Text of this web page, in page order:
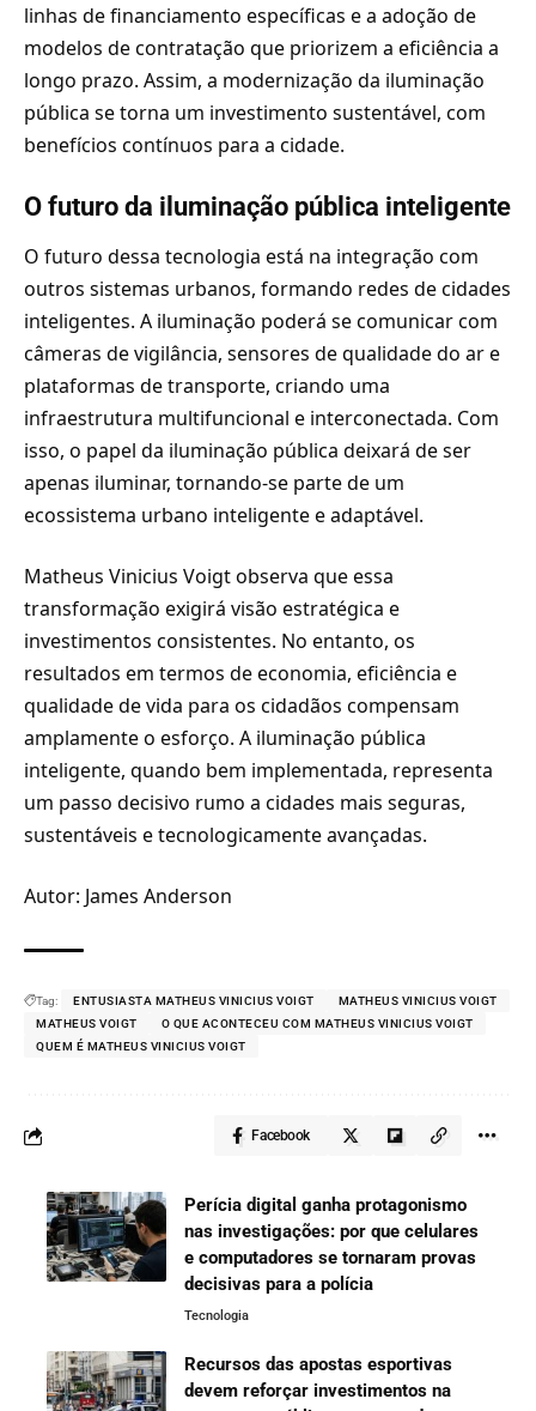
linhas de financiamento específicas e a adoção de
modelos de contratação que priorizem a eficiência a
longo prazo. Assim, a modernização da iluminação
pública se torna um investimento sustentável, com
benefícios contínuos para a cidade.
O futuro da iluminação pública inteligente
O futuro dessa tecnologia está na integração com
outros sistemas urbanos, formando redes de cidades
inteligentes. A iluminação poderá se comunicar com
câmeras de vigilância, sensores de qualidade do ar e
plataformas de transporte, criando uma
infraestrutura multifuncional e interconectada. Com
isso, o papel da iluminação pública deixará de ser
apenas iluminar, tornando-se parte de um
ecossistema urbano inteligente e adaptável.
Matheus Vinicius Voigt observa que essa
transformação exigirá visão estratégica e
investimentos consistentes. No entanto, os
resultados em termos de economia, eficiência e
qualidade de vida para os cidadãos compensam
amplamente o esforço. A iluminação pública
inteligente, quando bem implementada, representa
um passo decisivo rumo a cidades mais seguras,
sustentáveis e tecnologicamente avançadas.
Autor: James Anderson
Tag: ENTUSIASTA MATHEUS VINICIUS VOIGT
MATHEUS VINICIUS VOIGT
MATHEUS VOIGT
O QUE ACONTECEU COM MATHEUS VINICIUS VOIGT
QUEM É MATHEUS VINICIUS VOIGT
Facebook
Perícia digital ganha protagonismo
nas investigações: por que celulares
e computadores se tornaram provas
decisivas para a polícia
Tecnologia
Recursos das apostas esportivas
devem reforçar investimentos na